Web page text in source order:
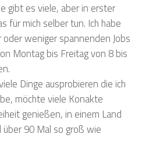
gibt es viele, aber in erster
für mich selber tun. Ich habe
weniger spannenden Jobs
Montag bis Freitag von 8 bis
Dinge ausprobieren die ich
möchte viele Konakte
genießen, in einem Land
90 Mal so groß wie